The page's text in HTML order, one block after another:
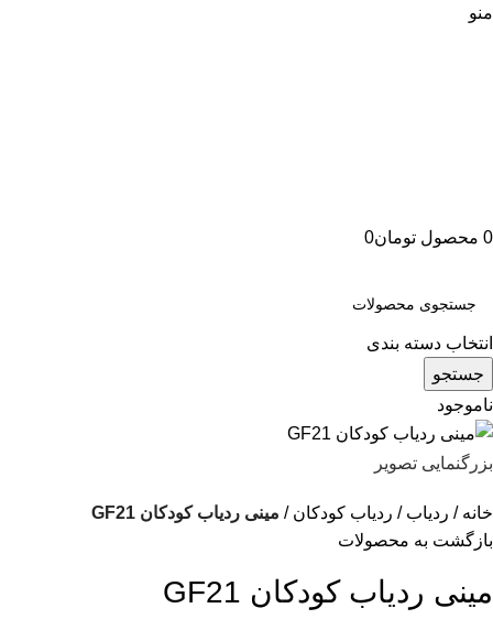
منو
0 محصول تومان0
انتخاب دسته بندی
جستجو
ناموجود
بزرگنمایی تصویر
خانه ردیاب ردیاب کودکان
مینی ردیاب کودکان GF21
بازگشت به محصولات
مینی ردیاب کودکان GF21